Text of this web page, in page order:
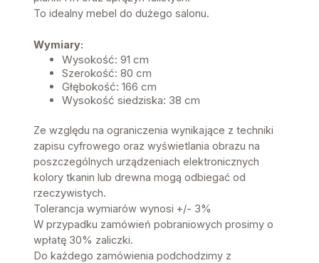
To idealny mebel do dużego salonu.
Wymiary:
Wysokość: 91 cm
Szerokość: 80 cm
Głębokość: 166 cm
Wysokość siedziska: 38 cm
Ze względu na ograniczenia wynikające z techniki
zapisu cyfrowego oraz wyświetlania obrazu na
poszczególnych urządzeniach elektronicznych
kolory tkanin lub drewna mogą odbiegać od
rzeczywistych.
Tolerancja wymiarów wynosi +/- 3%
W przypadku zamówień pobraniowych prosimy o
wpłatę 30% zaliczki.
Do każdego zamówienia podchodzimy z